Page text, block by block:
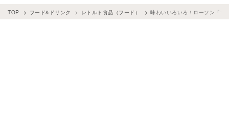
TOP フード&ドリンク レトルト食品（フード） 味わいいろいろ！ローソン「サ